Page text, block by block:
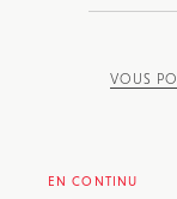
VOUS
EN CONTINU